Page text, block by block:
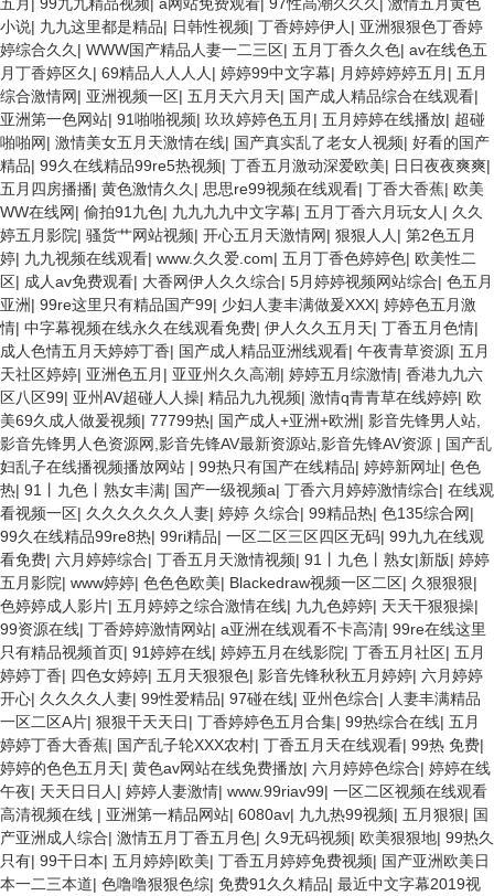
小说| 九九这里都是精品| 日韩性视频| 丁香婷婷伊人 | 亚洲狠狠色丁香婷
婷综合久久 | WWW国产精品人妻一二三区| 五月丁香久久色| av在线色五
月丁香婷区久 | 69精品人人人人 | 婷婷99中文字幕| 月婷婷婷婷五月 | 五月
综合激情网| 亚洲视频一区| 五月天六月天| 国产成人精品综合在线观看|
亚洲第一色网站| 91啪啪视频| 玖玖婷婷色五月 | 五月婷婷在线播放| 超碰
啪啪网| 激情美女五月天激情在线| 国产真实乱了老女人视频| 好看的国产
精品| 99久在线精品99re5热视频| 丁香五月激动深爱欧美| 日日夜夜爽爽|
五月四房播播| 黄色激情久久 | 思思re99视频在线观看| 丁香大香蕉| 欧美
WW在线网| 偷拍91九色| 九九九九中文字幕| 五月丁香六月玩女人 | 久久
婷五月影院| 骚货艹网站视频| 开心五月天激情网| 狠狠人人 | 第2色五月
婷| 九九视频在线观看| www.久久爱.com| 五月丁香色婷婷色| 欧美性二
区| 成人av免费观看| 大香网伊人久久综合| 5月婷婷视频网站综合| 色五月
亚洲| 99re这里只有精品国产99| 少妇人妻丰满做爰XXX| 婷婷色五月激
情| 中字幕视频在线永久在线观看免费| 伊人久久五月天| 丁香五月色情|
成人色情五月天婷婷丁香| 国产成人精品亚洲线观看| 午夜青草资源| 五月
天社区婷婷| 亚洲色五月 | 亚亚州久久高潮| 婷婷五月综激情| 香港九九六
区八区99| 亚州AV超碰人人操| 精品九九视频| 激情q青青草在线婷婷| 欧
美69久成人做爰视频| 77799热| 国产成人+亚洲+欧洲| 影音先锋男人站,
影音先锋男人色资源网,影音先锋AV最新资源站,影音先锋AV资源 | 国产乱
妇乱子在线播视频播放网站 | 99热只有国产在线精品| 婷婷新网址| 色色
热| 91丨九色丨熟女丰满| 国产一级视频a| 丁香六月婷婷激情综合| 在线观
看视频一区| 久久久久久久人妻| 婷婷 久综合| 99精品热| 色135综合网|
99久在线精品99re8热| 99ri精品| 一区二区三区四区无码| 99九九在线观
看免费| 六月婷婷综合| 丁香五月天激情视频| 91丨九色丨熟女|新版| 婷婷
五月影院| www婷婷| 色色色欧美| Blackedraw视频一区二区| 久狠狠狠|
色婷婷成人影片| 五月婷婷之综合激情在线| 九九色婷婷| 天天干狠狠操|
99资源在线| 丁香婷婷激情网站| a亚洲在线观看不卡高清| 99re在线这里
只有精品视频首页| 91婷婷在线| 婷婷五月在线影院| 丁香五月社区| 五月
婷婷丁香| 四色女婷婷| 五月天狠狠色| 影音先锋秋秋五月婷婷| 六月婷婷
开心| 久久久久人妻| 99性爱精品| 97碰在线| 亚州色综合| 人妻丰满精品
一区二区A片| 狠狠干天天日| 丁香婷婷色五月合集| 99热综合在线| 五月
婷婷丁香大香蕉| 国产乱子轮XXX农村| 丁香五月天在线观看| 99热 免费|
婷婷的色色五月天| 黄色av网站在线免费播放| 六月婷婷色综合| 婷婷在线
午夜| 天天日日人 | 婷婷人妻激情| www.99riav99| 一区二区视频在线观看
高清视频在线 | 亚洲第一精品网站| 6080av| 九九热99视频| 五月狠狠| 国
产亚洲成人综合| 激情五月丁香五月色| 久9无码视频| 欧美狠狠地| 99热久
只有| 99干日本| 五月婷婷|欧美| 丁香五月婷婷免费视频| 国产亚洲欧美日
本一二三本道| 色噜噜狠狠色综| 免费91久久精品| 最近中文字幕2019视